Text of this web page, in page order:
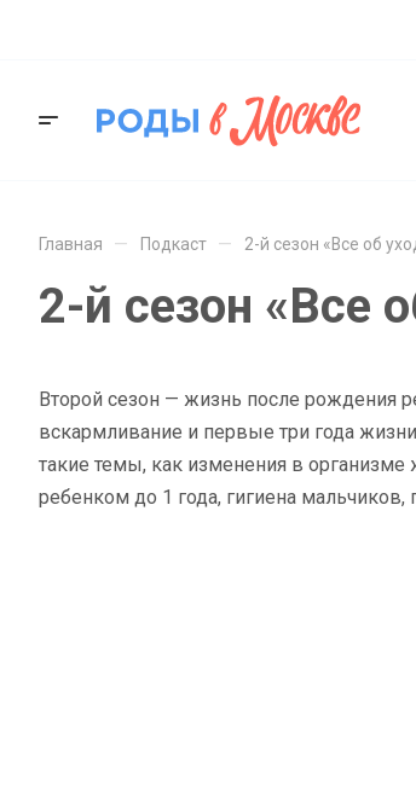
Главная — Подкаст — 2-й сезон «Все об
2-й сезон «Все
Второй сезон — жизнь после рождения
вскармливание и первые три года
такие темы, как изменения в
ребенком до 1 года, гигиена мальчиков,